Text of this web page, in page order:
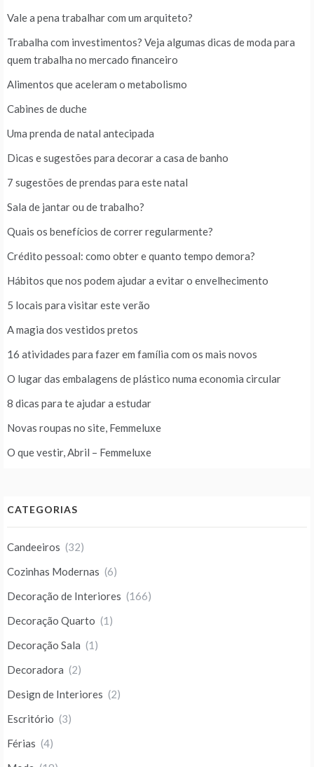
Vale a pena trabalhar com um arquiteto?
Trabalha com investimentos? Veja algumas dicas de moda para
quem trabalha no mercado financeiro
Alimentos que aceleram o metabolismo
Cabines de duche
Uma prenda de natal antecipada
Dicas e sugestões para decorar a casa de banho
7 sugestões de prendas para este natal
Sala de jantar ou de trabalho?
Quais os benefícios de correr regularmente?
Crédito pessoal: como obter e quanto tempo demora?
Hábitos que nos podem ajudar a evitar o envelhecimento
5 locais para visitar este verão
A magia dos vestidos pretos
16 atividades para fazer em família com os mais novos
O lugar das embalagens de plástico numa economia circular
8 dicas para te ajudar a estudar
Novas roupas no site, Femmeluxe
O que vestir, Abril – Femmeluxe
CATEGORIAS
Candeeiros (32)
Cozinhas Modernas (6)
Decoração de Interiores (166)
Decoração Quarto (1)
Decoração Sala (1)
Decoradora (2)
Design de Interiores (2)
Escritório (3)
Férias (4)